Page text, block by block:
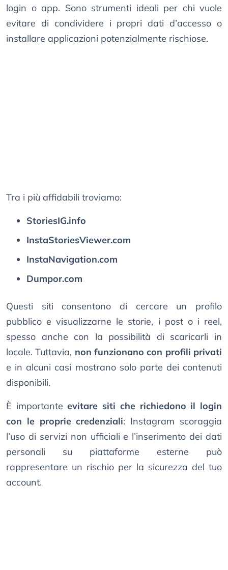
login o app. Sono strumenti ideali per chi vuole
evitare di condividere i propri dati d’accesso o
installare applicazioni potenzialmente rischiose.
Tra i più affidabili troviamo:
StoriesIG.info
InstaStoriesViewer.com
InstaNavigation.com
Dumpor.com
Questi siti consentono di cercare un profilo
pubblico e visualizzarne le storie, i post o i reel,
spesso anche con la possibilità di scaricarli in
locale. Tuttavia, non funzionano con profili privati
e in alcuni casi mostrano solo parte dei contenuti
disponibili.
È importanteevitare siti che richiedono il login
con le proprie credenziali: Instagram scoraggia
l’uso di servizi non ufficiali e l’inserimento dei dati
personali su piattaforme esterne può
rappresentare un rischio per la sicurezza del tuo
account.